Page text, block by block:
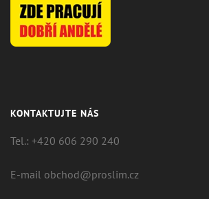
KONTAKTUJTE NÁS
Tel.: +420 606 290 240
E-mail obchod@proslim.cz